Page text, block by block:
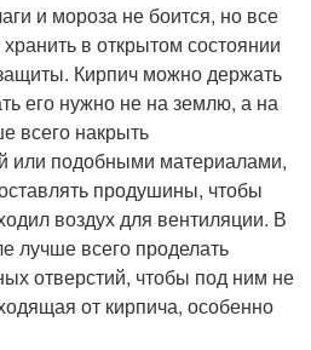
и мороза не боится, но все
в открытом состоянии
Кирпич можно держать
его нужно не на землю, а на
всего накрыть
или подобными материалами,
продушины, чтобы
воздух для вентиляции. В
лучше всего проделать
отверстий, чтобы под ним не
от кирпича, особенно